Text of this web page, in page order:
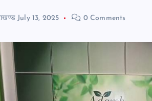
July 13, 2025 0 Comments